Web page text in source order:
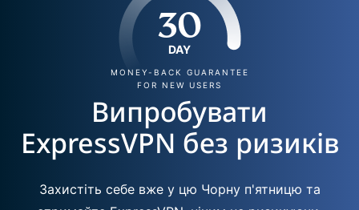
30
DAY
MONEY-BACK GUARANTEE
FOR NEW USERS
Випробувати
ExpressVPN без ризиків
Захистіть себе вже у цю Чорну п'ятницю та